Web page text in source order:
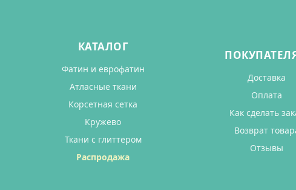
КАТАЛОГ
Фатин и еврофатин
Атласные ткани
Корсетная сетка
Кружево
Ткани с глиттером
Распродажа
Доставка
Оплата
Как сделать
Возврат
Отзывы